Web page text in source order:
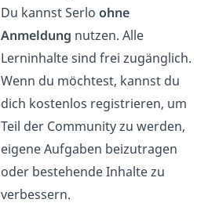
Du kannst Serloohne
Anmeldung nutzen. Alle
Lerninhalte sind frei zugänglich.
Wenn du möchtest, kannst du
dich kostenlos registrieren, um
Teil der Community zu werden,
eigene Aufgaben beizutragen
oder bestehende Inhalte zu
verbessern.